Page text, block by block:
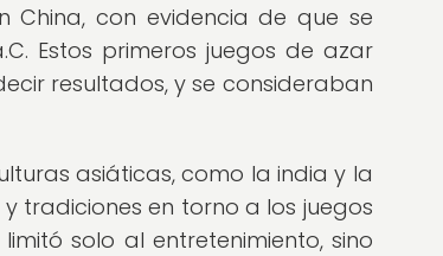
China, con evidencia de que se
Estos primeros juegos de azar
resultados, y se consideraban
asiáticas, como la india y la
tradiciones en torno a los juegos
solo al entretenimiento, sino